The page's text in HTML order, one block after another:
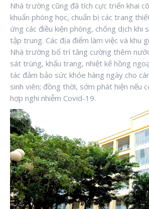
Nhà trường cũng đã tích cực triển khai
khuẩn phòng học, chuẩn bị các trang
ứng các điều kiện phòng, chống dịch khi
tập trung. Các địa điểm làm việc và khu
Nhà trường bố trí tăng cường thêm
sát trùng, khẩu trang, nhiệt kế hồng
tác đảm bảo sức khỏe hàng ngày cho
sinh viên; đồng thời, sớm phát hiện nếu
hợp nghi nhiễm Covid-19.